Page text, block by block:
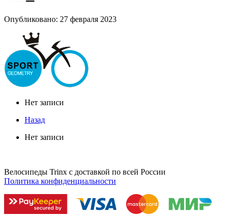
Опубликовано: 27 февраля 2023
Нет записи
Назад
Нет записи
Велосипеды Trinx с доставкой по всей России
Политика конфиденциальности